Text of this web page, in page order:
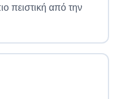
πειστική από την